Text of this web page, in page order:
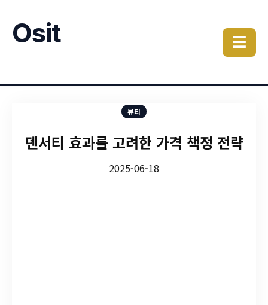
Osit ☰
뷰티
덴서티 효과를 고려한 가격 책정 전략
2025-06-18